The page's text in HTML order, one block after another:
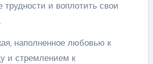
трудности и воплотить свои
наполненное любовью к
и стремлением к